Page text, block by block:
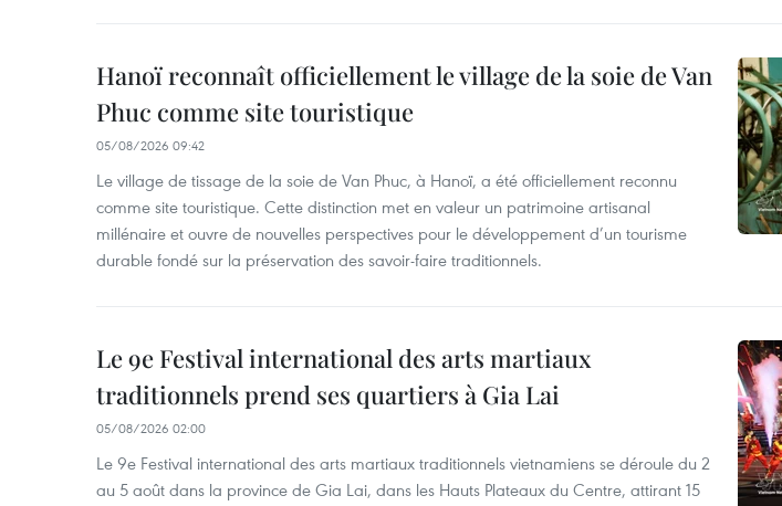
Hanoï reconnaît officiellement le village de la soie de Van
Phuc comme site touristique
05/08/2026 09:42
Le village de tissage de la soie de Van Phuc, à Hanoï, a été officiellement reconnu
comme site touristique. Cette distinction met en valeur un patrimoine artisanal
millénaire et ouvre de nouvelles perspectives pour le développement d’un tourisme
durable fondé sur la préservation des savoir-faire traditionnels.
Le 9e Festival international des arts martiaux
traditionnels prend ses quartiers à Gia Lai
05/08/2026 02:00
Le 9e Festival international des arts martiaux traditionnels vietnamiens se déroule du 2
au 5 août dans la province de Gia Lai, dans les Hauts Plateaux du Centre, attirant 15